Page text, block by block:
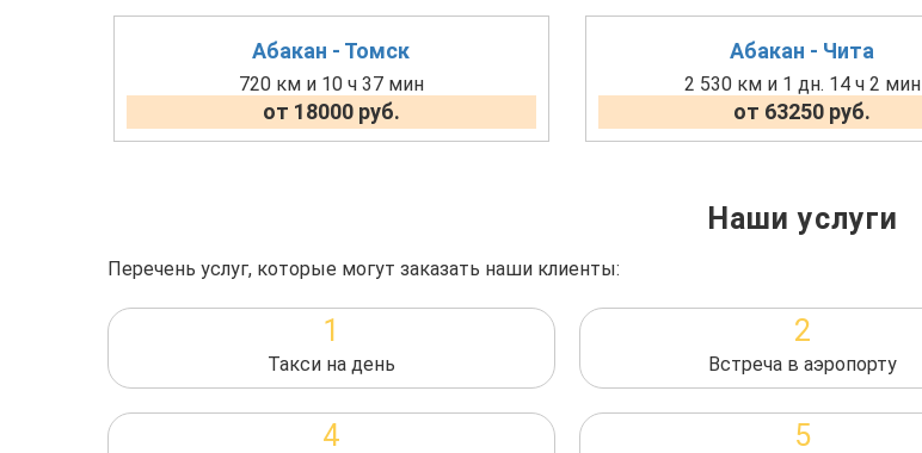
Абакан - Томск
720 км и 10 ч 37 мин
от 18000 руб.
Абакан - Чита
2 530 км и 1 дн. 14 ч 2 мин
от 63250 руб.
Наши услуги
Перечень услуг, которые могут заказать наши клиенты:
1
Такси на день
2
Встреча в аэропорту
4 5